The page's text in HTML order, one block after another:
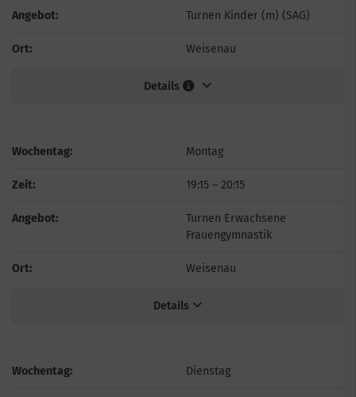
Angebot: Turnen Kinder (m) (SAG)
Ort: Weisenau
Details
Wochentag: Montag
Zeit: 19:15 – 20:15
Angebot:
Turnen Erwachsene
Frauengymnastik
Ort: Weisenau
Details
Wochentag: Dienstag